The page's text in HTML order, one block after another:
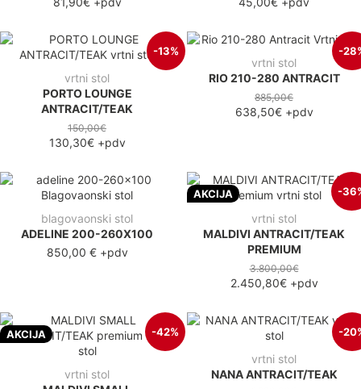
-13%
vrtni stol
PORTO LOUNGE
ANTRACIT/TEAK
150,00€
130,30€+pdv
-
vrtni stol
RIO 210-280 ANTRACIT
885,00€
638,50€+pdv
blagovaonski stol
ADELINE 200-260X100
850,00 €+pdv
AKCIJA -
vrtni stol
MALDIVI ANTRACIT/TEAK
PREMIUM
3.800,00€
2.450,80€+pdv
AKCIJA -42%
vrtni stol
-
vrtni stol
NANA ANTRACIT/TEAK